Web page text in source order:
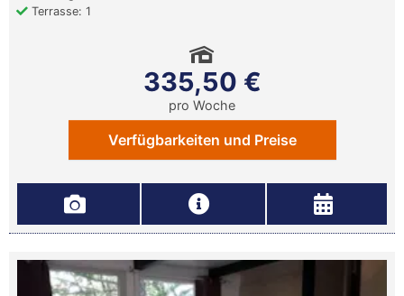
Terrasse: 1
335,50 €
pro Woche
Verfügbarkeiten und Preise